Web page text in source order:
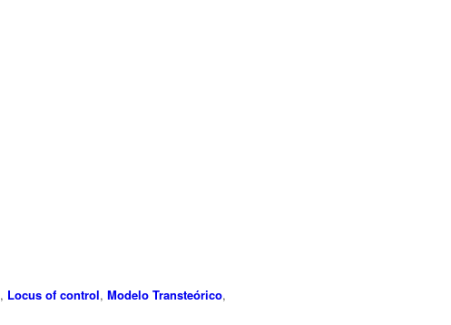
, Locus of control, Modelo Transteórico,